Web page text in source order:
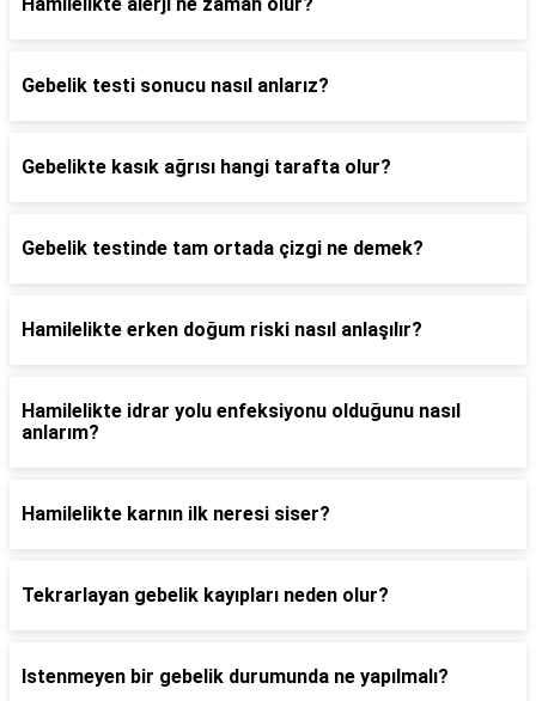
Gebelik testi sonucu nasıl anlarız?
Gebelikte kasık ağrısı hangi tarafta olur?
Gebelik testinde tam ortada çizgi ne demek?
Hamilelikte erken doğum riski nasıl anlaşılır?
Hamilelikte idrar yolu enfeksiyonu olduğunu nasıl
anlarım?
Hamilelikte karnın ilk neresi siser?
Tekrarlayan gebelik kayıpları neden olur?
Istenmeyen bir gebelik durumunda ne yapılmalı?